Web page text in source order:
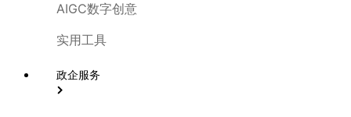
AIGC数字创意
实用工具
政企服务